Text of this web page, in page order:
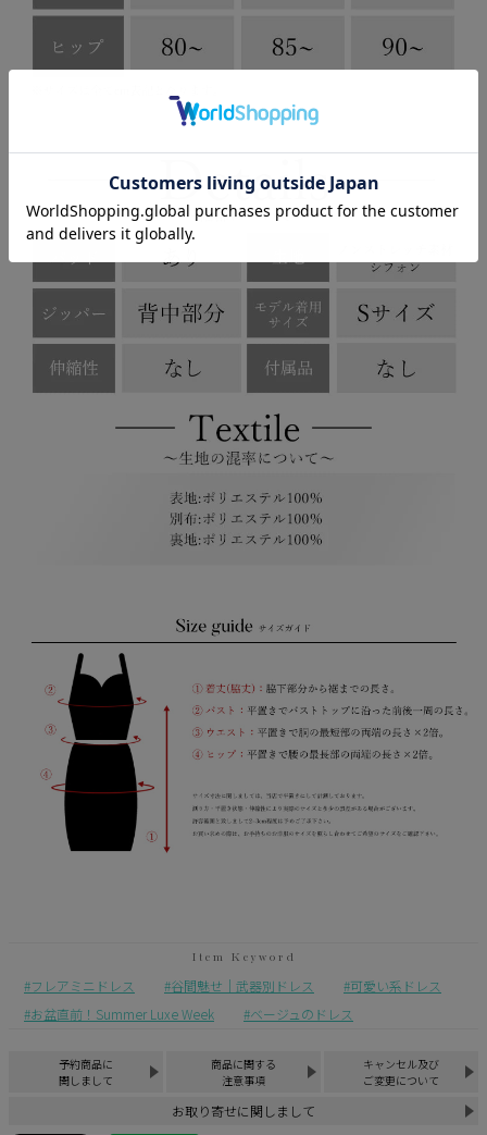
フレアミニドレス 谷間魅せ｜武器別ドレス
可愛い系ドレス
お盆直前！Summer Luxe Week
ベージュのドレス
予約商品に
関しまして
商品に関する
注意事項
キャンセル及び
ご変更について
お取り寄せに関しまして